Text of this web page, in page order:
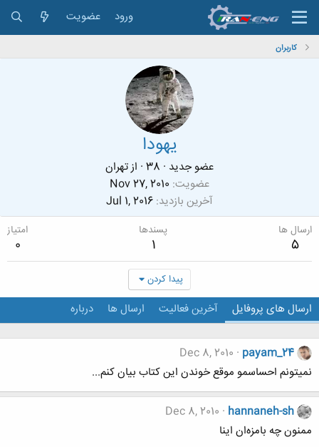
ورود عضویت
کاربران
یهودا
عضو جدید ·
· ازتهران
عضویت Nov 27, 2010
آخرین بازدید Jul 1, 2016
ارسال ها
5
پسندها
1
امتیاز
0
پیدا کردن
ارسال های پروفایل آخرین فعالیت ارسال ها درباره
payam_24
Dec 8, 2010
نمیتونم احساسمو موقع خوندن این کتاب بیان کنم...
hannaneh-sh
Dec 8, 2010
ممنون چه بامزه‌ان اینا